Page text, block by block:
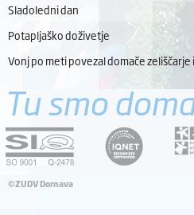
Sladoledni dan
Potapljaško doživetje
Vonj po meti povezal domače
Tu smo
©ZUDV Dornava